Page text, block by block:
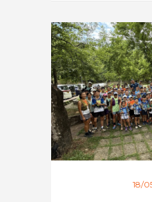
18/